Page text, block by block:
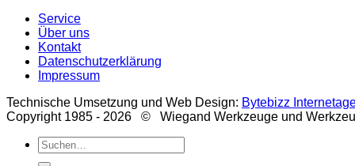
Service
Über uns
Kontakt
Datenschutzerklärung
Impressum
Technische Umsetzung und Web Design: Bytebizz
Copyright 1985 - 2026 © Wiegand Werkzeuge und
Suche
nach: